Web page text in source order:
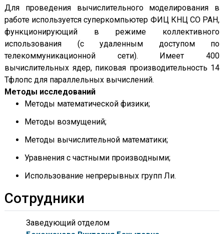
Для проведения вычислительного моделирования в
работе используется суперкомпьютер ФИЦ КНЦ СО РАН,
функционирующий в режиме коллективного
использования (с удаленным доступом по
телекоммуникационной сети). Имеет 400
вычислительных ядер, пиковая производительность 14
Тфлопс для параллельных вычислений.
Методы исследований
Методы математической физики;
Методы возмущений;
Методы вычислительной математики;
Уравнения с частными производными;
Использование непрерывных групп Ли.
Сотрудники
Заведующий отделом